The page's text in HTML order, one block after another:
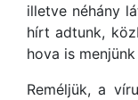
illetve néhány
hírt adtunk,
hova is
Reméljük, a